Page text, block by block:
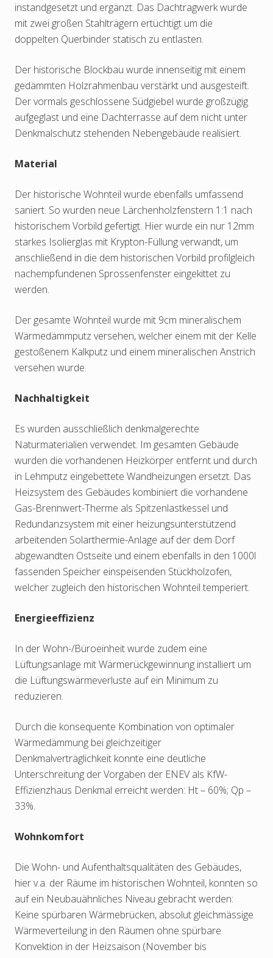
instandgesetzt und ergänzt. Das Dachtragwerk wurde
mit zwei großen Stahlträgern ertüchtigt um die
doppelten Querbinder statisch zu entlasten.
Der historische Blockbau wurde innenseitig mit einem
gedämmten Holzrahmenbau verstärkt und ausgesteift.
Der vormals geschlossene Südgiebel wurde großzügig
aufgeglast und eine Dachterrasse auf dem nicht unter
Denkmalschutz stehenden Nebengebäude realisiert.
Material
Der historische Wohnteil wurde ebenfalls umfassend
saniert. So wurden neue Lärchenholzfenstern 1:1 nach
historischem Vorbild gefertigt. Hier wurde ein nur 12mm
starkes Isolierglas mit Krypton-Füllung verwandt, um
anschließend in die dem historischen Vorbild profilgleich
nachempfundenen Sprossenfenster eingekittet zu
werden.
Der gesamte Wohnteil wurde mit 9cm mineralischem
Wärmedämmputz versehen, welcher einem mit der Kelle
gestoßenem Kalkputz und einem mineralischen Anstrich
versehen wurde.
Nachhaltigkeit
Es wurden ausschließlich denkmalgerechte
Naturmaterialien verwendet. Im gesamten Gebäude
wurden die vorhandenen Heizkörper entfernt und durch
in Lehmputz eingebettete Wandheizungen ersetzt. Das
Heizsystem des Gebäudes kombiniert die vorhandene
Gas-Brennwert-Therme als Spitzenlastkessel und
Redundanzsystem mit einer heizungsunterstützend
arbeitenden Solarthermie-Anlage auf der dem Dorf
abgewandten Ostseite und einem ebenfalls in den 1000l
fassenden Speicher einspeisenden Stückholzofen,
welcher zugleich den historischen Wohnteil temperiert.
Energieeffizienz
In der Wohn-/Büroeinheit wurde zudem eine
Lüftungsanlage mit Wärmerückgewinnung installiert um
die Lüftungswärmeverluste auf ein Minimum zu
reduzieren.
Durch die konsequente Kombination von optimaler
Wärmedämmung bei gleichzeitiger
Denkmalverträglichkeit konnte eine deutliche
Unterschreitung der Vorgaben der ENEV als KfW-
Effizienzhaus Denkmal erreicht werden: Ht – 60%; Qp –
33%.
Wohnkomfort
Die Wohn- und Aufenthaltsqualitäten des Gebäudes,
hier v.a. der Räume im historischen Wohnteil, konnten so
auf ein Neubauähnliches Niveau gebracht werden:
Keine spürbaren Wärmebrücken, absolut gleichmässige
Wärmeverteilung in den Räumen ohne spürbare
Konvektion in der Heizsaison (November bis